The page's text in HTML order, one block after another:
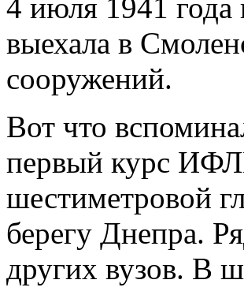
4 июля 1941 года
выехала в
сооружений.
Вот что
первый курс
шестиметровой
берегу Днепра.
других вузов. В